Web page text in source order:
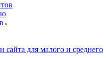
сайта для малого и среднего